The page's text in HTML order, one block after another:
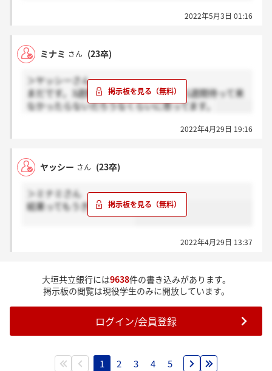
2022年5月3日 01:16
ミナミ さん (23卒)
＞ヤッシーさん
まだです。3週間待てと言われましたが1週間待って来
なかったらないだろうなくらいに思ってます。
2022年4月29日 19:16
ヤッシー さん (23卒)
＞ミナミさん
結果ってもうきましたー？
2022年4月29日 13:37
大垣共立銀行には9638件の書き込みがあります。
掲示板の閲覧は現役学生のみに開放しています。
ログイン/会員登録
1 2 3 4 5